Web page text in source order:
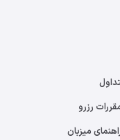
رزرو
میزبان